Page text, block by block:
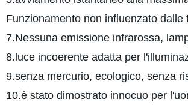
Funzionamento non influenzato dalle
7.Nessuna emissione infrarossa,
8.luce incoerente adatta per
9.senza mercurio, ecologico, senza
10.è stato dimostrato innocuo per